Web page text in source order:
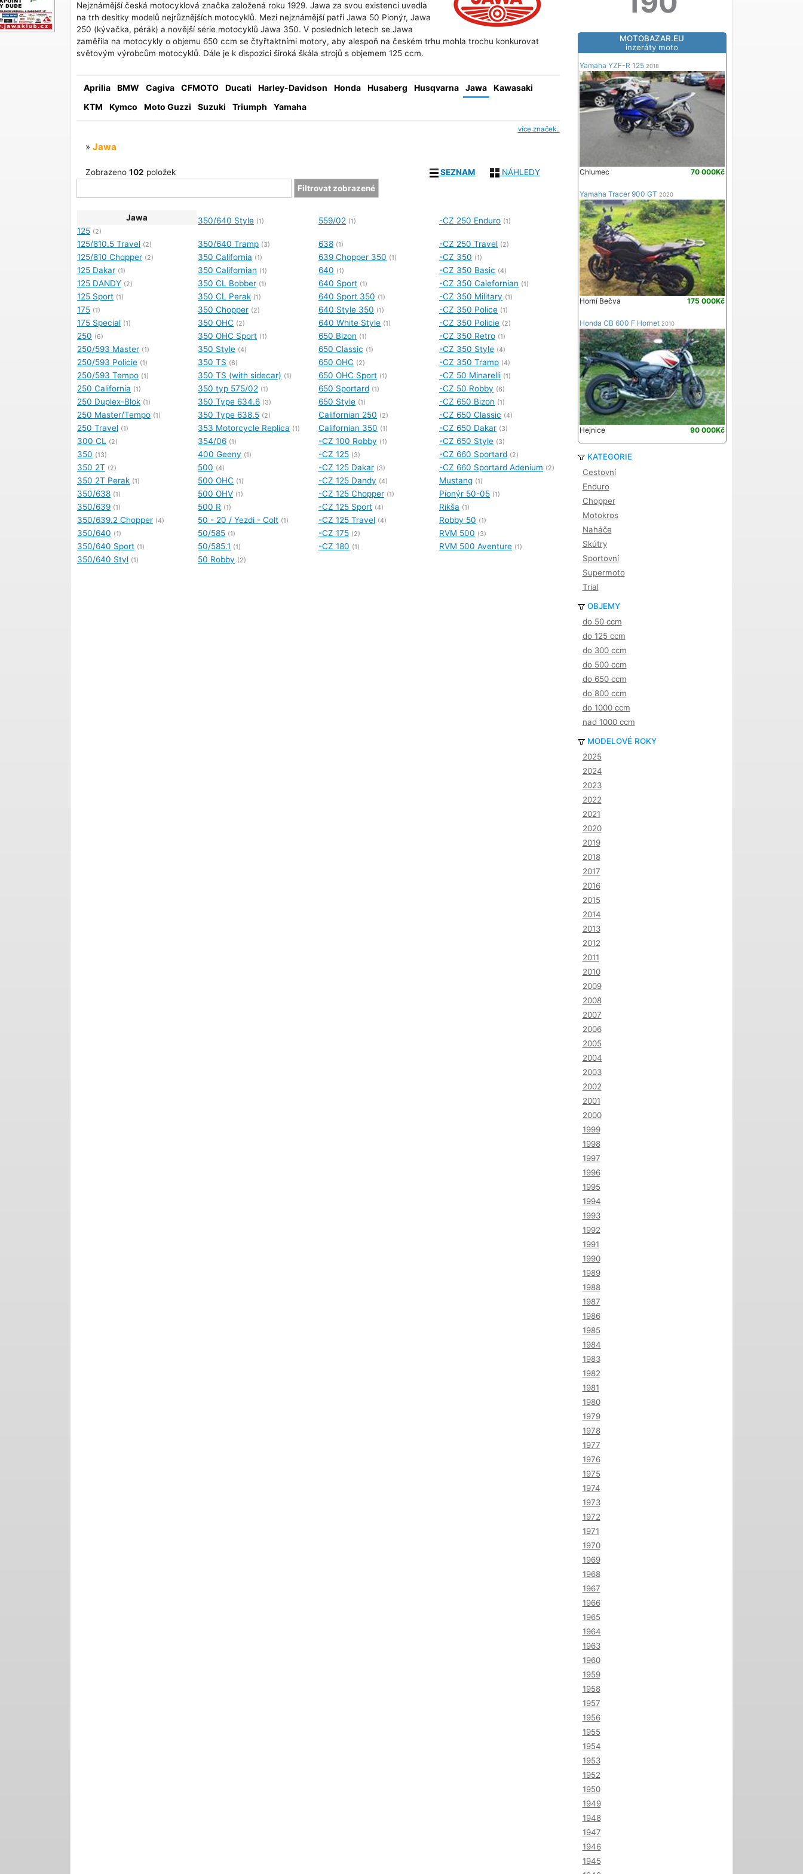
Nejznámější česká motocyklová značka založená roku 1929. Jawa za svou existenci uvedla
na trh desítky modelů nejrůznějších motocyklů. Mezi nejznámější patří Jawa 50 Pionýr, Jawa
250 (kývačka, pérák) a novější série motocyklů Jawa 350. V posledních letech se Jawa
zaměřila na motocykly o objemu 650 ccm se čtyřtaktními motory, aby alespoň na českém trhu mohla trochu konkurovat
světovým výrobcům motocyklů. Dále je k dispozici široká škála strojů s objemem 125 ccm.
Aprilia BMW Cagiva CFMOTO Ducati Harley-Davidson Honda Husaberg Husqvarna Jawa
Kawasaki
KTM
Kymco Moto Guzzi Suzuki Triumph Yamaha
více značek..
» Jawa
Zobrazeno 102 položek SEZNAM NÁHLEDY
Jawa
125 (2)
350/640 Style (1) 559/02 (1) -CZ 250 Enduro (1)
125/810.5 Travel (2) 350/640 Tramp (3) 638 (1) -CZ 250 Travel (2)
125/810 Chopper (2) 350 California (1) 639 Chopper 350 (1) -CZ 350 (1)
125 Dakar (1) 350 Californian (1) 640 (1) -CZ 350 Basic (4)
125 DANDY (2) 350 CL Bobber (1) 640 Sport (1) -CZ 350 Calefornian (1)
125 Sport (1) 350 CL Perak (1) 640 Sport 350 (1) -CZ 350 Military (1)
175 (1) 350 Chopper (2) 640 Style 350 (1) -CZ 350 Police (1)
175 Special (1) 350 OHC (2) 640 White Style (1) -CZ 350 Policie (2)
250 (6) 350 OHC Sport (1) 650 Bizon (1) -CZ 350 Retro (1)
250/593 Master (1) 350 Style (4) 650 Classic (1) -CZ 350 Style (4)
250/593 Policie (1) 350 TS (6) 650 OHC (2) -CZ 350 Tramp (4)
250/593 Tempo (1) 350 TS (with sidecar) (1) 650 OHC Sport (1) -CZ 50 Minarelli (1)
250 California (1) 350 typ 575/02 (1) 650 Sportard (1) -CZ 50 Robby (6)
250 Duplex-Blok (1) 350 Type 634.6 (3) 650 Style (1) -CZ 650 Bizon (1)
250 Master/Tempo (1) 350 Type 638.5 (2) Californian 250 (2) -CZ 650 Classic (4)
250 Travel (1) 353 Motorcycle Replica (1) Californian 350 (1) -CZ 650 Dakar (3)
300 CL (2) 354/06 (1) -CZ 100 Robby (1) -CZ 650 Style (3)
350 (13) 400 Geeny (1) -CZ 125 (3) -CZ 660 Sportard (2)
350 2T (2) 500 (4) -CZ 125 Dakar (3) -CZ 660 Sportard Adenium (2)
350 2T Perak (1) 500 OHC (1) -CZ 125 Dandy (4) Mustang (1)
350/638 (1) 500 OHV (1) -CZ 125 Chopper (1) Pionýr 50-05 (1)
350/639 (1) 500 R (1) -CZ 125 Sport (4) Rikša (1)
350/639.2 Chopper (4) 50 - 20 / Yezdi - Colt (1) -CZ 125 Travel (4) Robby 50 (1)
350/640 (1) 50/585 (1) -CZ 175 (2) RVM 500 (3)
350/640 Sport (1) 50/585.1 (1) -CZ 180 (1) RVM 500 Aventure (1)
350/640 Styl (1) 50 Robby (2)
MOTOBAZAR.EU
inzeráty moto
Yamaha YZF-R 1252018
70 000Kč
Chlumec
Yamaha Tracer 900 GT 2020
175 000Kč
Horní Bečva
Honda CB 600 F Hornet2010
90 000Kč
Hejnice
KATEGORIE
Cestovní
Enduro
Chopper
Motokros
Naháče
Skútry
Sportovní
Supermoto
Trial
OBJEMY
do 50 ccm
do 125 ccm
do 300 ccm
do 500 ccm
do 650 ccm
do 800 ccm
do 1000 ccm
nad 1000 ccm
MODELOVÉ ROKY
2025
2024
2023
2022
2021
2020
2019
2018
2017
2016
2015
2014
2013
2012
2011
2010
2009
2008
2007
2006
2005
2004
2003
2002
2001
2000
1999
1998
1997
1996
1995
1994
1993
1992
1991
1990
1989
1988
1987
1986
1985
1984
1983
1982
1981
1980
1979
1978
1977
1976
1975
1974
1973
1972
1971
1970
1969
1968
1967
1966
1965
1964
1963
1960
1959
1958
1957
1956
1955
1954
1953
1952
1950
1949
1948
1947
1946
1945